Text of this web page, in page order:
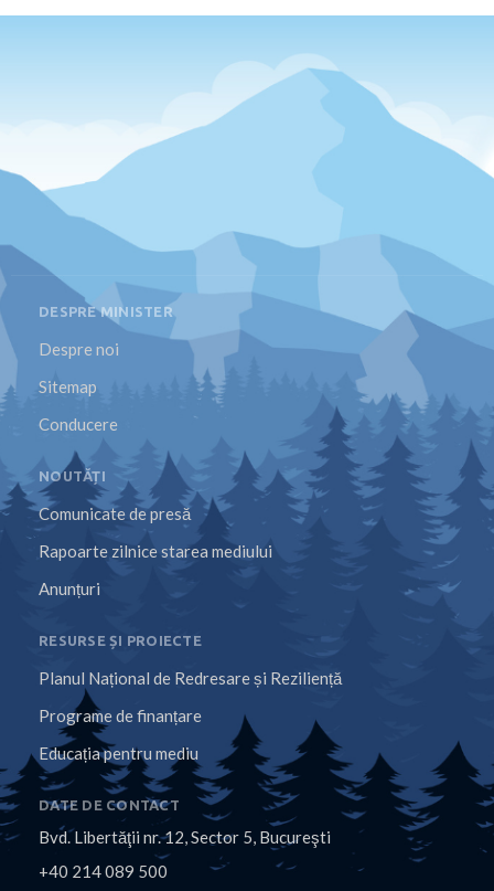
DESPRE MINISTER
Despre noi
Sitemap
Conducere
NOUTĂȚI
Comunicate de presă
Rapoarte zilnice starea mediului
Anunțuri
RESURSE ȘI PROIECTE
Planul Național de Redresare și Reziliență
Programe de finanțare
Educația pentru mediu
DATE DE CONTACT
Bvd. Libertăţii nr. 12, Sector 5, Bucureşti
+40 214 089 500